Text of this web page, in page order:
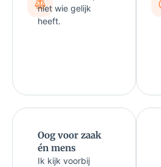
niet wie gelijk
heeft.
Oog voor zaak
én mens
Ik kijk voorbij